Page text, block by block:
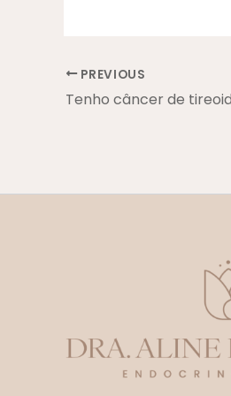
PREVIOUS
Tenho câncer de